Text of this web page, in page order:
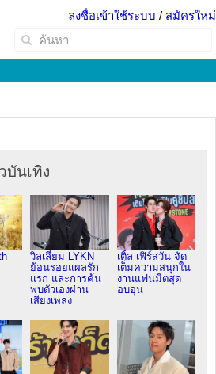
ลงชื่อเข้าใช้ระบบ / สมัครใหม่
บันเทิง
วิลเลี่ยม LYKN
ย้อนรอยแผลรัก
แรก และการค้น
พบตัวเองผ่าน
เสียงเพลง
เติ้ล เฟิร์สวัน จัด
เต็มความสนุกใน
งานแฟนมีตสุด
อบอุ่น